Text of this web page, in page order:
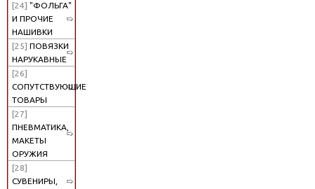
[24] "ФОЛЬГА"
И ПРОЧИЕ
НАШИВКИ
[25] ПОВЯЗКИ
НАРУКАВНЫЕ
[26]
СОПУТСТВУЮЩИЕ
ТОВАРЫ
[27]
ПНЕВМАТИКА,
МАКЕТЫ
ОРУЖИЯ
[28]
СУВЕНИРЫ,